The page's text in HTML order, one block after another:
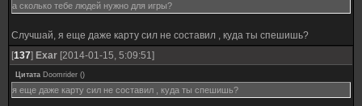
а сколько тебе людей нужно для игры?
Случшай, я еще даже карту сил не составил , куда ты спешишь?
[137] Exar [2014-01-15, 5:09:51]
Цитата Doomrider ()
я еще даже карту сил не составил , куда ты спешишь?